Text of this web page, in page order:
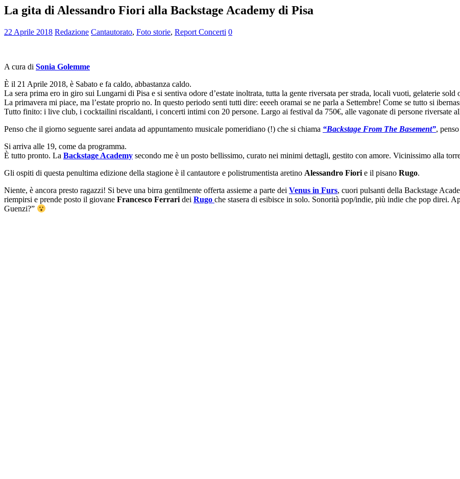
La gita di Alessandro Fiori alla Backstage Academy di Pisa
22 Aprile 2018 Redazione Cantautorato, Foto storie, Report Concerti 0
A cura di Sonia Golemme
È il 21 Aprile 2018, è Sabato e fa caldo, abbastanza caldo.
La sera prima ero in giro sui Lungarni di Pisa e si sentiva odore d’estate inoltrata, tutta la gente riversata per strada, locali vuoti, gelaterie sold
La primavera mi piace, ma l’estate proprio no. In questo periodo senti tutti dire: eeeeh oramai se ne parla a Settembre! Come se tutto si
Tutto finito: i live club, i cocktailini riscaldanti, i concerti intimi con 20 persone. Largo ai festival da 750€, alle vagonate di persone riversate
Penso che il giorno seguente sarei andata ad appuntamento musicale pomeridiano (!) che si chiama “Backstage From The Basement”,
Si arriva alle 19, come da programma.
È tutto pronto. La Backstage Academy secondo me è un posto bellissimo, curato nei minimi dettagli, gestito con amore. Vicinissimo alla
Gli ospiti di questa penultima edizione della stagione è il cantautore e polistrumentista aretino Alessandro Fiori e il pisano Rugo.
Niente, è ancora presto ragazzi! Si beve una birra gentilmente offerta assieme a parte dei Venus in Furs, cuori pulsanti della Backstage
riempirsi e prende posto il giovane Francesco Ferrari dei Rugo che stasera di esibisce in solo. Sonorità pop/indie, più indie che pop direi.
Guenzi?”